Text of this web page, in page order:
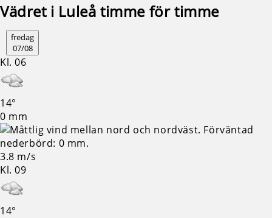
Vädret i Luleå timme för timme
fredag
07/08
Kl. 06
14°
0 mm
3.8 m/s
Kl. 09
14°